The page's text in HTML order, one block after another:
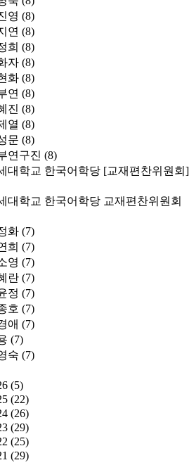
영 (8)
연 (8)
희 (8)
자 (8)
화 (8)
연 (8)
진 (8)
열 (8)
문 (8)
연구진 (8)
대학교 한국어학당 [교재편찬위원회]
대학교 한국어학당 교재편찬위원회
화 (7)
희 (7)
영 (7)
란 (7)
정 (7)
호 (7)
애 (7)
(7)
숙 (7)
(5)
(22)
(26)
(29)
(25)
(29)